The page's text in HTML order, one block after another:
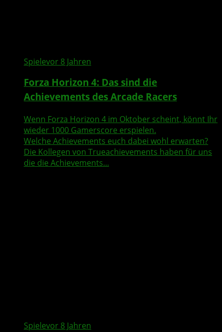
Spielevor 8 Jahren
Forza Horizon 4: Das sind die
Achievements des Arcade Racers
Wenn Forza Horizon 4 im Oktober scheint, könnt Ihr
wieder 1000 Gamerscore erspielen.
Welche Achievements euch dabei wohl erwarten?
Die Kollegen von Trueachievements haben für uns
die die Achievements...
Spielevor 8 Jahren